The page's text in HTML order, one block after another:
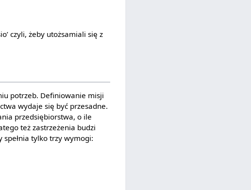
czyli, żeby utożsamiali się z
potrzeb. Definiowanie misji
wydaje się być przesadne.
przedsiębiorstwa, o ile
też zastrzeżenia budzi
spełnia tylko trzy wymogi: